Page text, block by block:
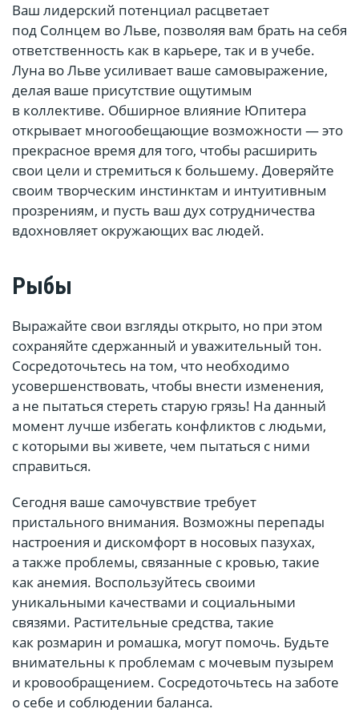
Ваш лидерский потенциал расцветает
под Солнцем во Льве, позволяя вам брать на себя
ответственность как в карьере, так и в учебе.
Луна во Льве усиливает ваше самовыражение,
делая ваше присутствие ощутимым
в коллективе. Обширное влияние Юпитера
открывает многообещающие возможности — это
прекрасное время для того, чтобы расширить
свои цели и стремиться к большему. Доверяйте
своим творческим инстинктам и интуитивным
прозрениям, и пусть ваш дух сотрудничества
вдохновляет окружающих вас людей.
Рыбы
Выражайте свои взгляды открыто, но при этом
сохраняйте сдержанный и уважительный тон.
Сосредоточьтесь на том, что необходимо
усовершенствовать, чтобы внести изменения,
а не пытаться стереть старую грязь! На данный
момент лучше избегать конфликтов с людьми,
с которыми вы живете, чем пытаться с ними
справиться.
Сегодня ваше самочувствие требует
пристального внимания. Возможны перепады
настроения и дискомфорт в носовых пазухах,
а также проблемы, связанные с кровью, такие
как анемия. Воспользуйтесь своими
уникальными качествами и социальными
связями. Растительные средства, такие
как розмарин и ромашка, могут помочь. Будьте
внимательны к проблемам с мочевым пузырем
и кровообращением. Сосредоточьтесь на заботе
о себе и соблюдении баланса.